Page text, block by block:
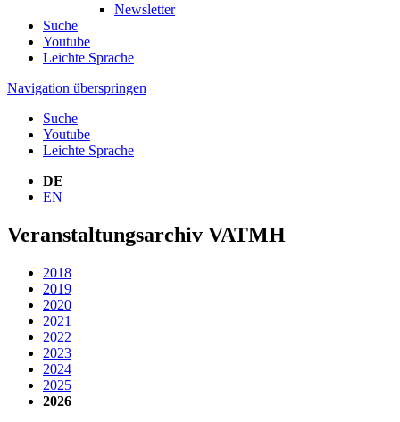
Newsletter
Suche
Youtube
Leichte Sprache
Navigation überspringen
Suche
Youtube
Leichte Sprache
DE
EN
Veranstaltungsarchiv VATMH
2018
2019
2020
2021
2022
2023
2024
2025
2026